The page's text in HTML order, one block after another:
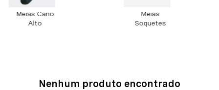
Meias Cano
Alto
Meias
Soquetes
Nenhum produto encontrado